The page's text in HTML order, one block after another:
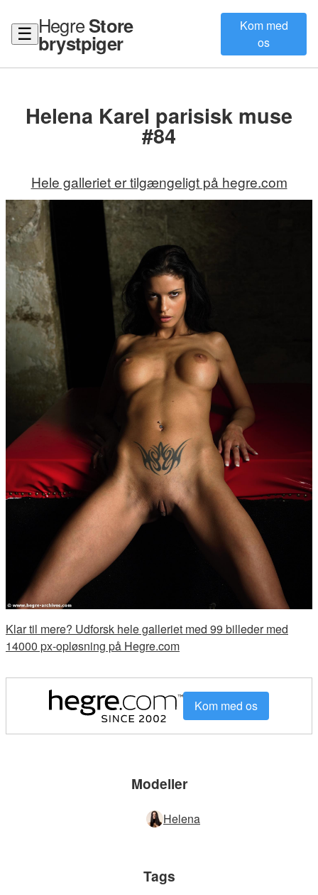
☰ HegreStore
brystpiger
Kom med
os
Helena Karel parisisk muse
#84
Hele galleriet er tilgængeligt på hegre.com
Klar til mere? Udforsk hele galleriet med 99 billeder med
14000 px-opløsning på Hegre.com
Kom med os
Modeller
Helena
Tags